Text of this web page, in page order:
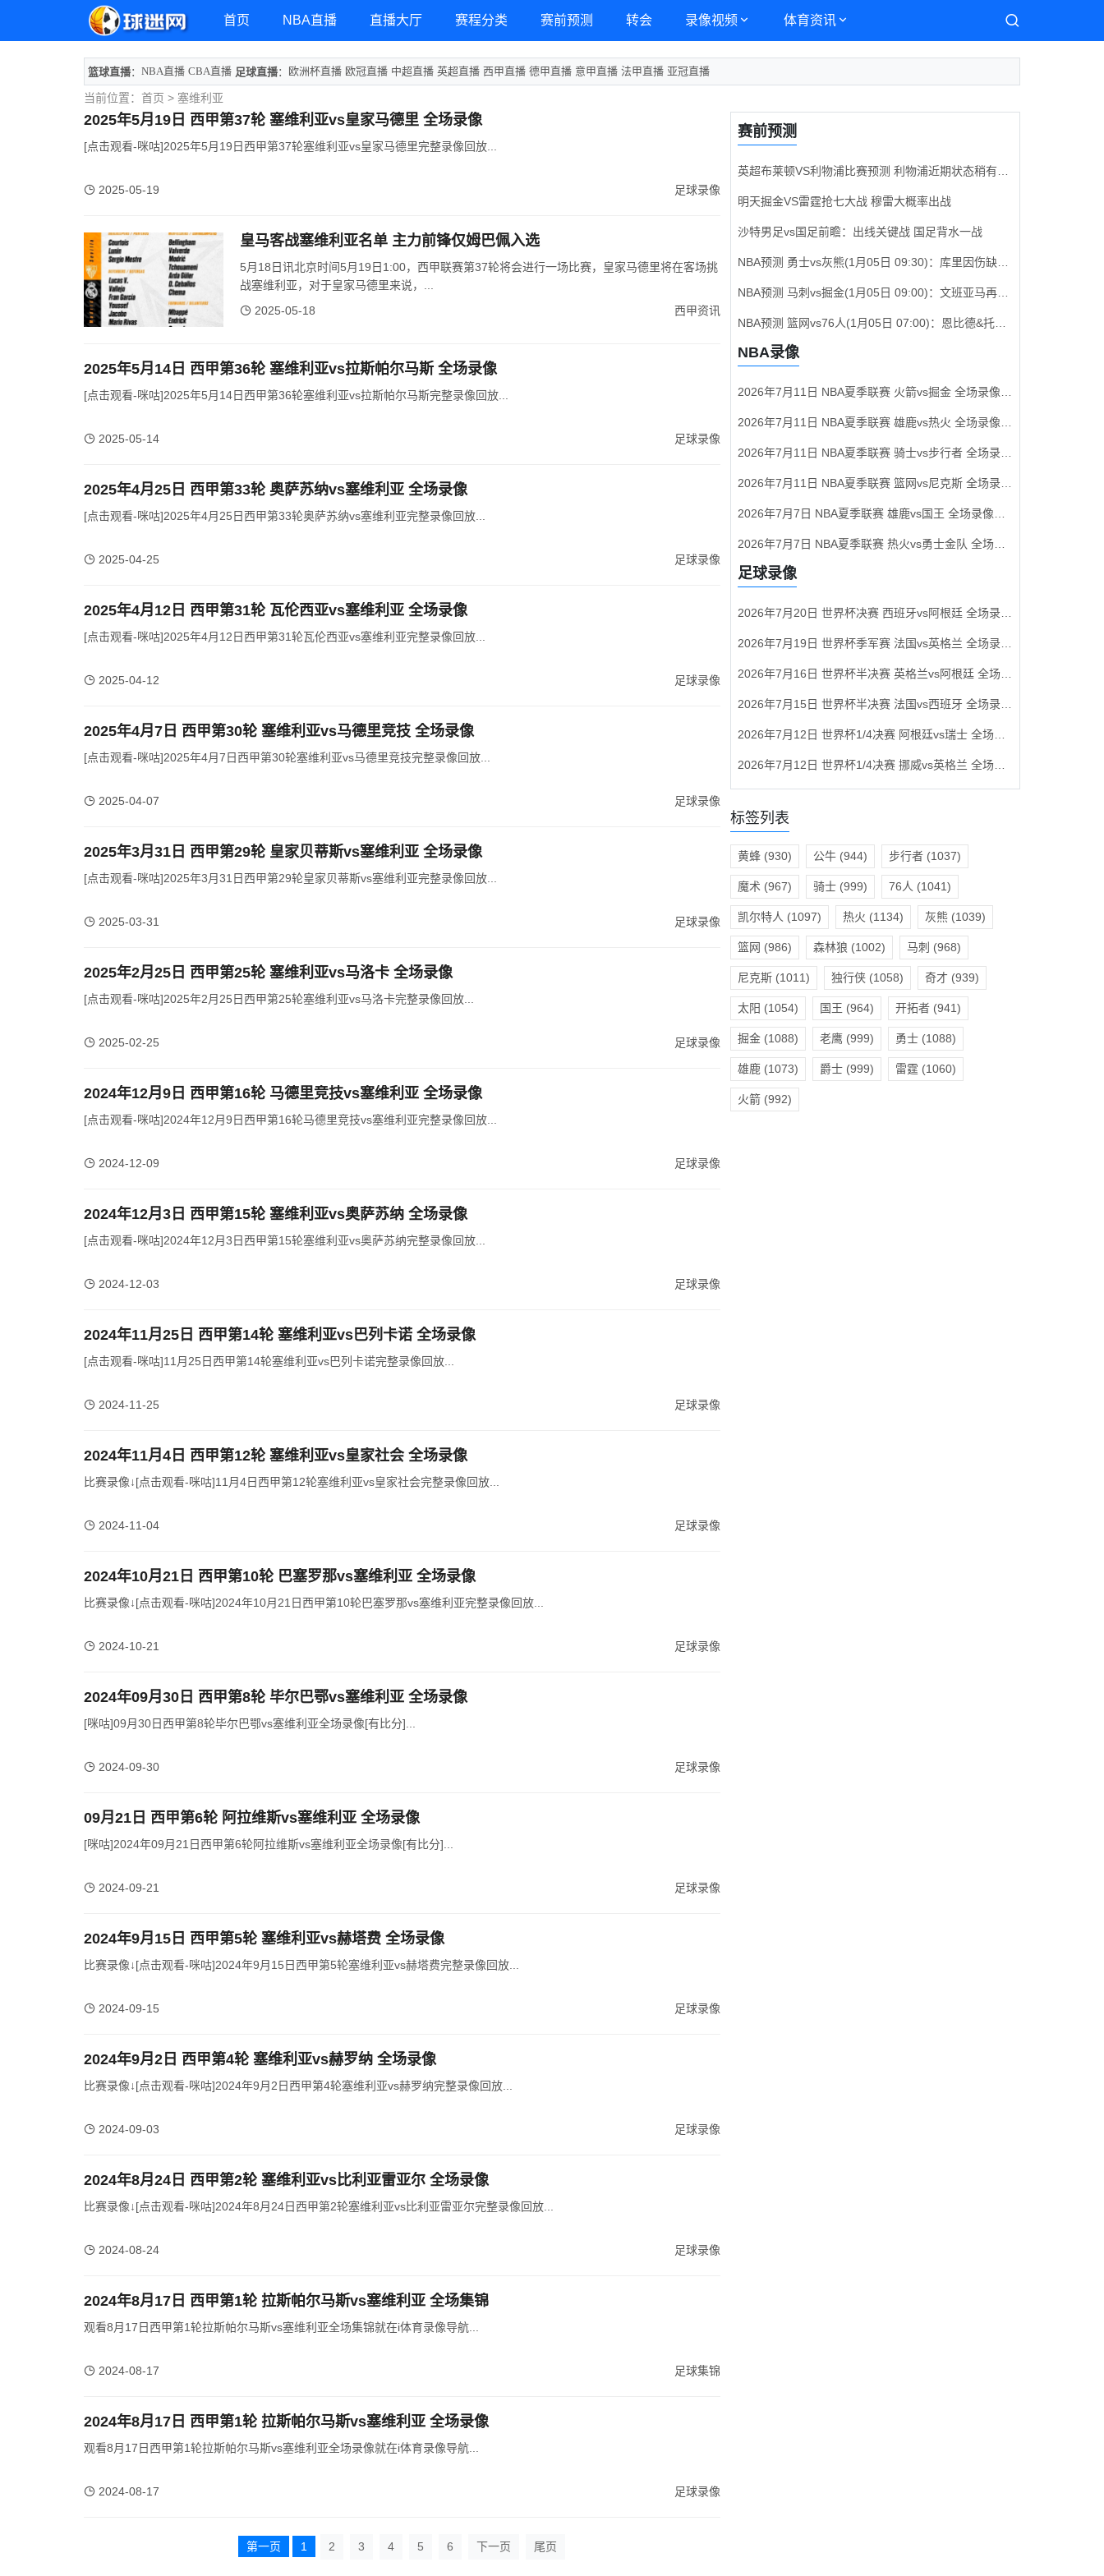
首页 NBA直播 直播大厅 赛程分类 赛前预测 转会 录像视频 体育资讯
篮球直播： NBA直播 CBA直播 足球直播： 欧洲杯直播 欧冠直播 中超直播 英超直播 西甲直播 德甲直播 意甲直播 法甲直播 亚冠直播
当前位置： 首页 > 塞维利亚
2025年5月19日 西甲第37轮 塞维利亚vs皇家马德里 全场录像
[点击观看-咪咕]2025年5月19日西甲第37轮塞维利亚vs皇家马德里完整录像回放...
2025-05-19 足球录像
皇马客战塞维利亚名单 主力前锋仅姆巴佩入选
5月18日讯北京时间5月19日1:00，西甲联赛第37轮将会进行一场比赛，皇家马德里将在客场挑
战塞维利亚，对于皇家马德里来说，...
2025-05-18
西甲资讯
2025年5月14日 西甲第36轮 塞维利亚vs拉斯帕尔马斯 全场录像
[点击观看-咪咕]2025年5月14日西甲第36轮塞维利亚vs拉斯帕尔马斯完整录像回放...
2025-05-14 足球录像
2025年4月25日 西甲第33轮 奥萨苏纳vs塞维利亚 全场录像
[点击观看-咪咕]2025年4月25日西甲第33轮奥萨苏纳vs塞维利亚完整录像回放...
2025-04-25 足球录像
2025年4月12日 西甲第31轮 瓦伦西亚vs塞维利亚 全场录像
[点击观看-咪咕]2025年4月12日西甲第31轮瓦伦西亚vs塞维利亚完整录像回放...
2025-04-12 足球录像
2025年4月7日 西甲第30轮 塞维利亚vs马德里竞技 全场录像
[点击观看-咪咕]2025年4月7日西甲第30轮塞维利亚vs马德里竞技完整录像回放...
2025-04-07 足球录像
2025年3月31日 西甲第29轮 皇家贝蒂斯vs塞维利亚 全场录像
[点击观看-咪咕]2025年3月31日西甲第29轮皇家贝蒂斯vs塞维利亚完整录像回放...
2025-03-31 足球录像
2025年2月25日 西甲第25轮 塞维利亚vs马洛卡 全场录像
[点击观看-咪咕]2025年2月25日西甲第25轮塞维利亚vs马洛卡完整录像回放...
2025-02-25 足球录像
2024年12月9日 西甲第16轮 马德里竞技vs塞维利亚 全场录像
[点击观看-咪咕]2024年12月9日西甲第16轮马德里竞技vs塞维利亚完整录像回放...
2024-12-09 足球录像
2024年12月3日 西甲第15轮 塞维利亚vs奥萨苏纳 全场录像
[点击观看-咪咕]2024年12月3日西甲第15轮塞维利亚vs奥萨苏纳完整录像回放...
2024-12-03 足球录像
2024年11月25日 西甲第14轮 塞维利亚vs巴列卡诺 全场录像
[点击观看-咪咕]11月25日西甲第14轮塞维利亚vs巴列卡诺完整录像回放...
2024-11-25 足球录像
2024年11月4日 西甲第12轮 塞维利亚vs皇家社会 全场录像
比赛录像↓[点击观看-咪咕]11月4日西甲第12轮塞维利亚vs皇家社会完整录像回放...
2024-11-04 足球录像
2024年10月21日 西甲第10轮 巴塞罗那vs塞维利亚 全场录像
比赛录像↓[点击观看-咪咕]2024年10月21日西甲第10轮巴塞罗那vs塞维利亚完整录像回放...
2024-10-21 足球录像
2024年09月30日 西甲第8轮 毕尔巴鄂vs塞维利亚 全场录像
[咪咕]09月30日西甲第8轮毕尔巴鄂vs塞维利亚全场录像[有比分]...
2024-09-30 足球录像
09月21日 西甲第6轮 阿拉维斯vs塞维利亚 全场录像
[咪咕]2024年09月21日西甲第6轮阿拉维斯vs塞维利亚全场录像[有比分]...
2024-09-21 足球录像
2024年9月15日 西甲第5轮 塞维利亚vs赫塔费 全场录像
比赛录像↓[点击观看-咪咕]2024年9月15日西甲第5轮塞维利亚vs赫塔费完整录像回放...
2024-09-15 足球录像
2024年9月2日 西甲第4轮 塞维利亚vs赫罗纳 全场录像
比赛录像↓[点击观看-咪咕]2024年9月2日西甲第4轮塞维利亚vs赫罗纳完整录像回放...
2024-09-03 足球录像
2024年8月24日 西甲第2轮 塞维利亚vs比利亚雷亚尔 全场录像
比赛录像↓[点击观看-咪咕]2024年8月24日西甲第2轮塞维利亚vs比利亚雷亚尔完整录像回放...
2024-08-24 足球录像
2024年8月17日 西甲第1轮 拉斯帕尔马斯vs塞维利亚 全场集锦
观看8月17日西甲第1轮拉斯帕尔马斯vs塞维利亚全场集锦就在i体育录像导航...
2024-08-17 足球集锦
2024年8月17日 西甲第1轮 拉斯帕尔马斯vs塞维利亚 全场录像
观看8月17日西甲第1轮拉斯帕尔马斯vs塞维利亚全场录像就在i体育录像导航...
2024-08-17 足球录像
第一页 1 2 3 4 5 6 下一页 尾页
赛前预测
明天掘金VS雷霆抢七大战 穆雷大概率出战
沙特男足vs国足前瞻：出线关键战 国足背水一战
NBA预测 勇士vs灰熊(1月05日 09:30)：库里因伤缺席，无莫熊背靠背体能成隐患
NBA预测 马刺vs掘金(1月05日 09:00)：文班亚马再战约基奇，掘金客场能否成功复仇？
NBA预测 篮网vs76人(1月05日 07:00)：恩比德&托马斯出战成疑，76人力争客场止连败
NBA录像
2026年7月11日 NBA夏季联赛 骑士vs步行者 全场录像回放
2026年7月11日 NBA夏季联赛 篮网vs尼克斯 全场录像回放
足球录像
2026年7月20日 世界杯决赛 西班牙vs阿根廷 全场录像回放
2026年7月19日 世界杯季军赛 法国vs英格兰 全场录像回放
2026年7月15日 世界杯半决赛 法国vs西班牙 全场录像回放
标签列表
黄蜂(930) 公牛(944) 步行者(1037)
魔术 (967) 骑士(999) 76人 (1041)
凯尔特人 (1097) 热火 (1134) 灰熊(1039)
篮网 (986) 森林狼 (1002) 马刺 (968)
尼克斯(1011) 独行侠(1058) 奇才 (939)
太阳 (1054) 国王 (964) 开拓者(941)
掘金(1088) 老鹰(999) 勇士(1088)
雄鹿(1073) 爵士(999) 雷霆 (1060)
火箭(992)